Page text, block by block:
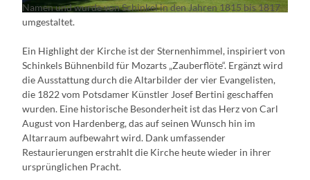
© Florian Läufer, Lizenz: Seenland Oder-Spree
Namen und wurde von Schinkel in den Jahren 1815 bis 1817
umgestaltet.
Ein Highlight der Kirche ist der Sternenhimmel, inspiriert von
Schinkels Bühnenbild für Mozarts „Zauberflöte“. Ergänzt wird
die Ausstattung durch die Altarbilder der vier Evangelisten,
die 1822 vom Potsdamer Künstler Josef Bertini geschaffen
wurden. Eine historische Besonderheit ist das Herz von Carl
August von Hardenberg, das auf seinen Wunsch hin im
Altarraum aufbewahrt wird. Dank umfassender
Restaurierungen erstrahlt die Kirche heute wieder in ihrer
ursprünglichen Pracht.